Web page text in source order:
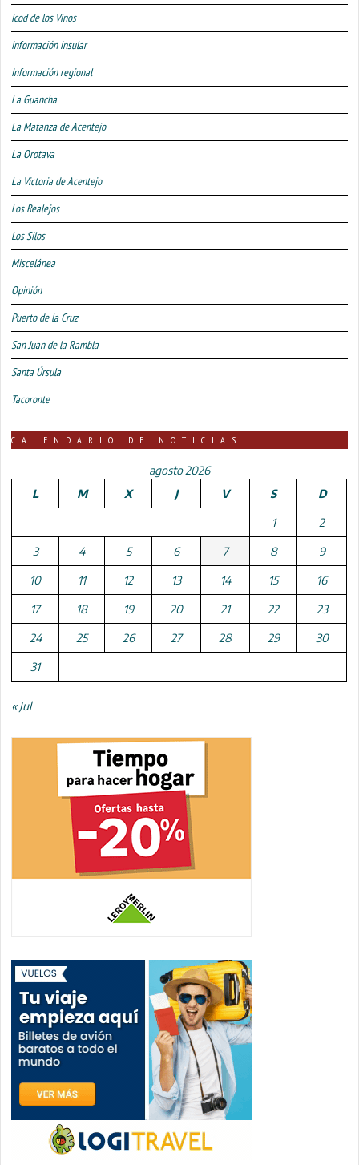
Icod de los Vinos
Información insular
Información regional
La Guancha
La Matanza de Acentejo
La Orotava
La Victoria de Acentejo
Los Realejos
Los Silos
Miscelánea
Opinión
Puerto de la Cruz
San Juan de la Rambla
Santa Úrsula
Tacoronte
CALENDARIO DE NOTICIAS
agosto 2026
L
M X J V S D
1 2
3 4 5 6 7 8 9
10 11 12 13 14 15 16
17 18 19 20 21 22 23
24 25 26 27 28 29 30
31
« Jul